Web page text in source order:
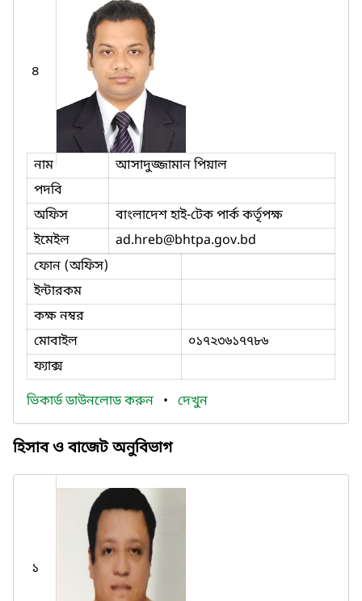
৪
নাম
আসাদুজ্জামান পিয়াল
পদবি
অফিস
বাংলাদেশ হাই-টেক পার্ক কর্তৃপক্ষ
ইমেইল
ad.hreb@bhtpa.gov.bd
ফোন (অফিস)
ইন্টারকম
কক্ষ নম্বর
মোবাইল
০১৭২৩৬১৭৭৮৬
ফ্যাক্স
ভিকার্ড ডাউনলোড করুন • দেখুন
হিসাব ও বাজেট অনুবিভাগ
১